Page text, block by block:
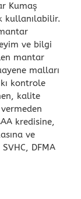
Kumaş
kullanılabilir.
ve bilgi
mantar
malları
kontrole
kalite
kredisine,
ve
DFMA